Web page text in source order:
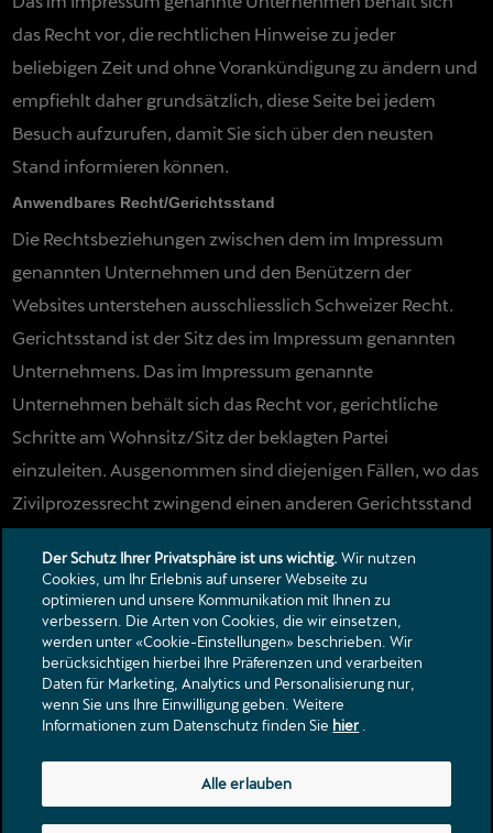
das Recht vor, die rechtlichen Hinweise zu jeder
beliebigen Zeit und ohne Vorankündigung zu ändern und
empfiehlt daher grundsätzlich, diese Seite bei jedem
Besuch aufzurufen, damit Sie sich über den neusten
Stand informieren können.
Anwendbares Recht/Gerichtsstand
Die Rechtsbeziehungen zwischen dem im Impressum
genannten Unternehmen und den Benützern der
Websites unterstehen ausschliesslich Schweizer Recht.
Gerichtsstand ist der Sitz des im Impressum genannten
Unternehmens. Das im Impressum genannte
Unternehmen behält sich das Recht vor, gerichtliche
Schritte am Wohnsitz/Sitz der beklagten Partei
einzuleiten. Ausgenommen sind diejenigen Fällen, wo das
Zivilprozessrecht zwingend einen anderen Gerichtsstand
vorschreibt.
Bahnhofstrasse 186
6423 Seewen SZ
Kontakt
Kataloge & Preislisten
Rechtliche Hinweise
Datenschutzerklärung
Der Schutz Ihrer Privatsphäre ist uns wichtig. Wir nutzen
Cookies, um Ihr Erlebnis auf unserer Webseite zu
optimieren und unsere Kommunikation mit Ihnen zu
verbessern. Die Arten von Cookies, die wir einsetzen,
werden unter «Cookie-Einstellungen» beschrieben. Wir
berücksichtigen hierbei Ihre Präferenzen und verarbeiten
Daten für Marketing, Analytics und Personalisierung nur,
wenn Sie uns Ihre Einwilligung geben. Weitere
Informationen zum Datenschutz finden Sie hier.
Alle erlauben